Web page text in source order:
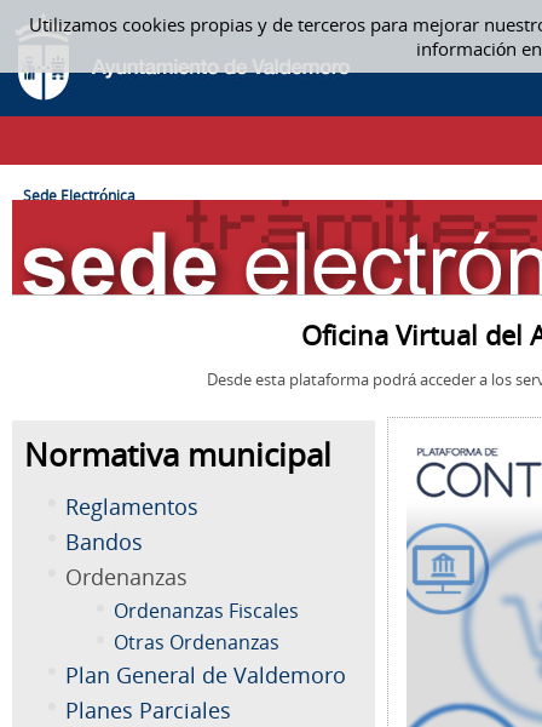
Utilizamos cookies propias y de terceros para mejorar
información
Saltar al contenido
SEDE ELECTRÓNICA
CAMINO DE MIGAS
Sede Electrónica
Oficina Virtual del
Desde esta plataforma podrá acceder a los
Normativa municipal
Reglamentos
Bandos
Ordenanzas
Ordenanzas Fiscales
Otras Ordenanzas
Plan General de Valdemoro
Planes Parciales